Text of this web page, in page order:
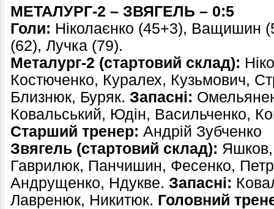
МЕТАЛУРГ-2 – ЗВЯГЕЛЬ – 0:5
Голи: Ніколаєнко (45+3), Ващишин
(62), Лучка (79).
Металург-2 (стартовий склад):
Костюченко, Куралех, Кузьмович,
Близнюк, Буряк. Запасні:
Ковальський, Юдін, Васильченко,
Старший тренер: Андрій Зубченко
Звягель (стартовий склад):
Гаврилюк, Панчишин, Фесенко,
Андрущенко, Ндукве. Запасні:
Лавренюк, Никитюк. Головний